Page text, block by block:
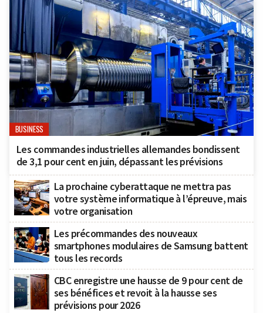
BUSINESS
Les commandes industrielles allemandes bondissent
de 3,1 pour cent en juin, dépassant les prévisions
La prochaine cyberattaque ne mettra pas
votre système informatique à l’épreuve, mais
votre organisation
Les précommandes des nouveaux
smartphones modulaires de Samsung battent
tous les records
CBC enregistre une hausse de 9 pour cent de
ses bénéfices et revoit à la hausse ses
prévisions pour 2026